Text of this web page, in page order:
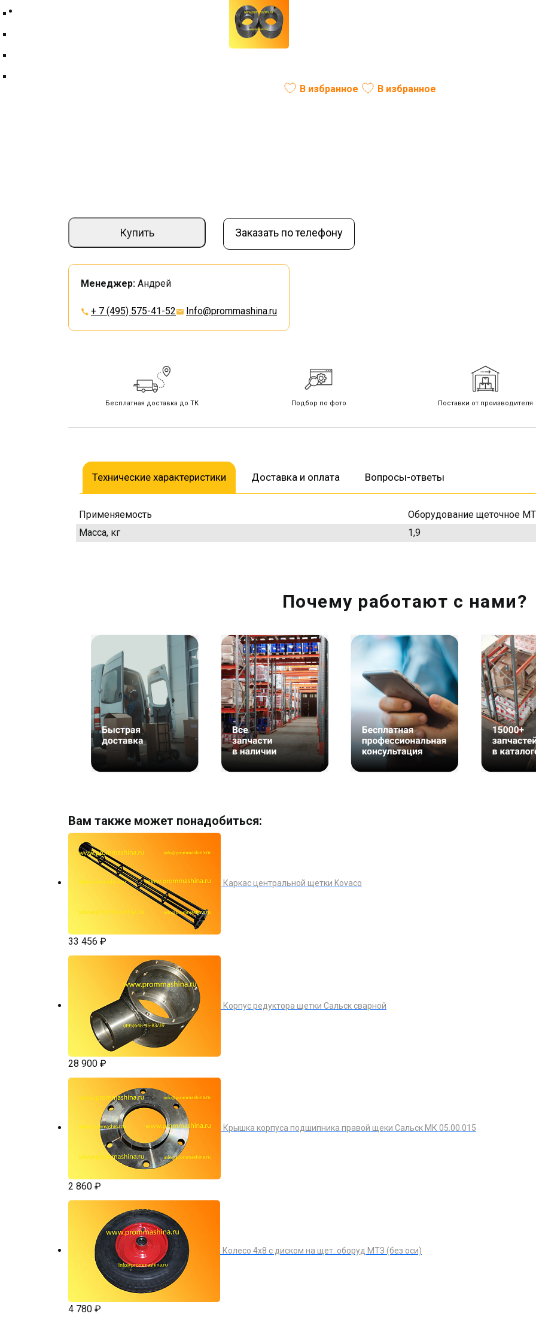
Стакан кронштейна МК 05.10.000 (правый) В избранное В избранное
Купить Заказать по телефону
Менеджер: Андрей
+ 7 (495) 575-41-52 Info@prommashina.ru
Бесплатная доставка до ТК Подбор по фото Поставки от производителя
Технические характеристики Доставка и оплата Вопросы-ответы
Применяемость
Оборудование щеточное
Масса, кг
1,9
Почему работают с нами?
Вам также может понадобиться:
Каркас центральной щетки Kovaco
33 456 ₽
Корпус редуктора щетки Сальск сварной
28 900 ₽
Крышка корпуса подшипника правой щеки Сальск МК 05.00.015
2 860 ₽
Колесо 4х8 с диском на щет. оборуд МТЗ (без оси)
4 780 ₽